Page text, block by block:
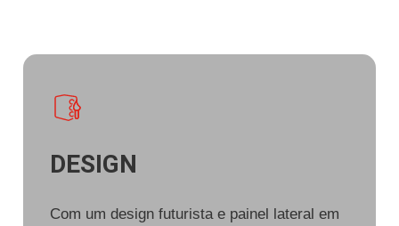
DESIGN
Com um design futurista e painel lateral em